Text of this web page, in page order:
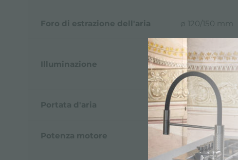
Foro di estrazione dell'aria ø 120/150 mm
Illuminazione
2440 150:
2440 210:
2440 300:
Portata d'aria 700mc/h
Potenza motore 160W